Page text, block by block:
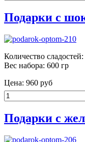
Подарки с
Количество
Вес набора: 600 гр
Цена: 960 руб
Подарки с